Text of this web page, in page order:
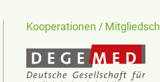
Kooperationen /